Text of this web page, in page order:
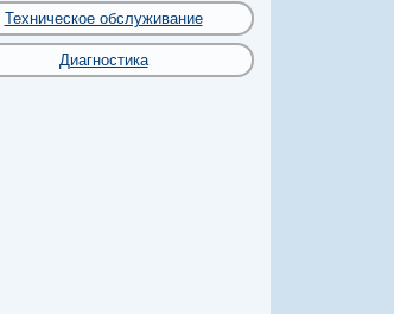
Техническое обслуживание
Диагностика